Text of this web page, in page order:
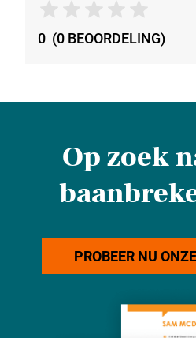
0 (0 BEOORDELING)
Op zoek
PROBEER NU